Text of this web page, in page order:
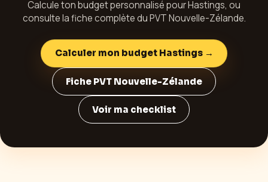
Calcule ton budget personnalisé pourHastings, ou
consulte la fiche complète du PVTNouvelle-Zélande.
Calculer mon budget Hastings→
Fiche PVT Nouvelle-Zélande
Voir ma checklist